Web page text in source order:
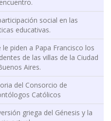
social en las
educativas.
le piden a Papa Francisco los
de las villas de la Ciudad
Aires.
del Consorcio de
Católicos
griega del Génesis y la